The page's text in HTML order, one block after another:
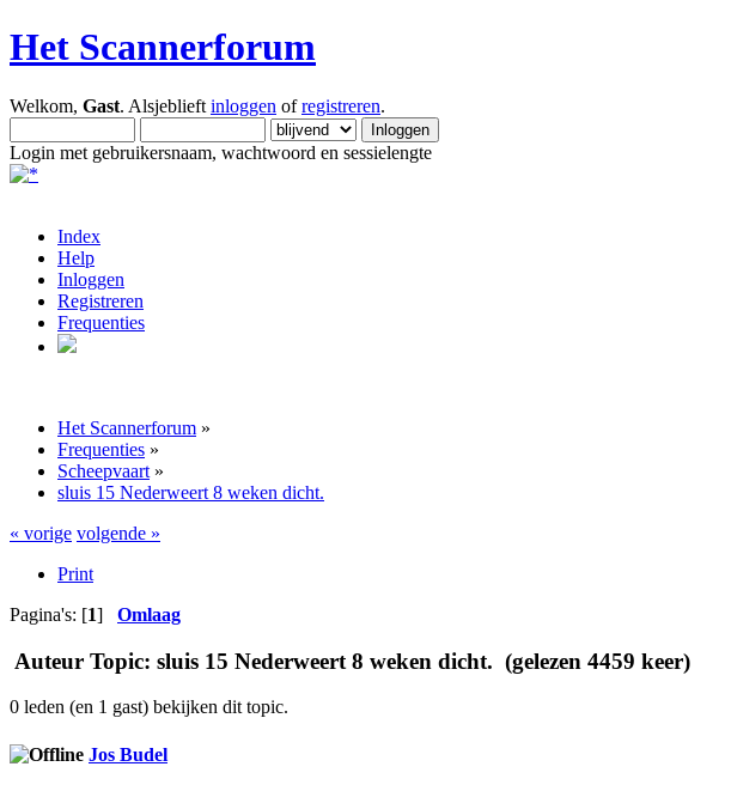
Het Scannerforum
Welkom, Gast. Alsjeblieft inloggen ofregistreren.
Login met gebruikersnaam, wachtwoord en sessielengte
Index
Help
Inloggen
Registreren
Frequenties
Het Scannerforum »
Frequenties »
Scheepvaart »
sluis 15 Nederweert 8 weken dicht.
« vorige volgende »
Print
Pagina's: [1] Omlaag
Auteur Topic: sluis 15 Nederweert 8 weken dicht. (gelezen 4459 keer)
0 leden (en 1 gast) bekijken dit topic.
Jos Budel